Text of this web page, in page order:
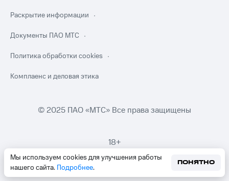
Мы используем cookies для улучшения работы
нашего сайта. Подробнее.
ПОНЯТНО
Раскрытие информации
Документы ПАО МТС
Политика обработки cookies
Комплаенс и деловая этика
© 2025 ПАО «МТС» Все права защищены
18+